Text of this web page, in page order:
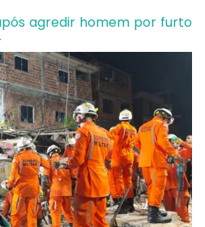
agredir homem por furto